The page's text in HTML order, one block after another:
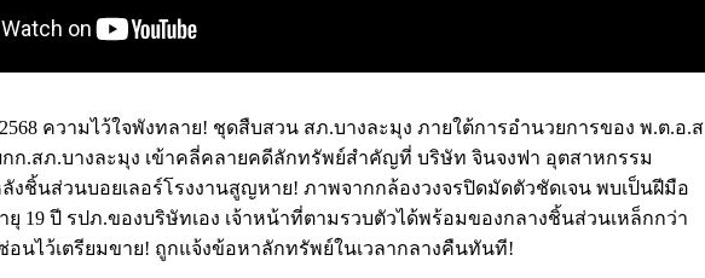
ความไว้ใจพังทลาย! ชุดสืบสวน สภ.บางละมุง ภายใต้การอำนวยการของ พ.ต.อ.ส
ก.สภ.บางละมุง เข้าคลี่คลายคดีลักทรัพย์สำคัญที่ บริษัท จินจงฟา อุตสาหกรรม
งชิ้นส่วนบอยเลอร์โรงงานสูญหาย! ภาพจากกล้องวงจรปิดมัดตัวชัดเจน พบเป็นฝีมือ
19 ปี รปภ.ของบริษัทเอง เจ้าหน้าที่ตามรวบตัวได้พร้อมของกลางชิ้นส่วนเหล็กกว่า
นไว้เตรียมขาย! ถูกแจ้งข้อหาลักทรัพย์ในเวลากลางคืนทันที!